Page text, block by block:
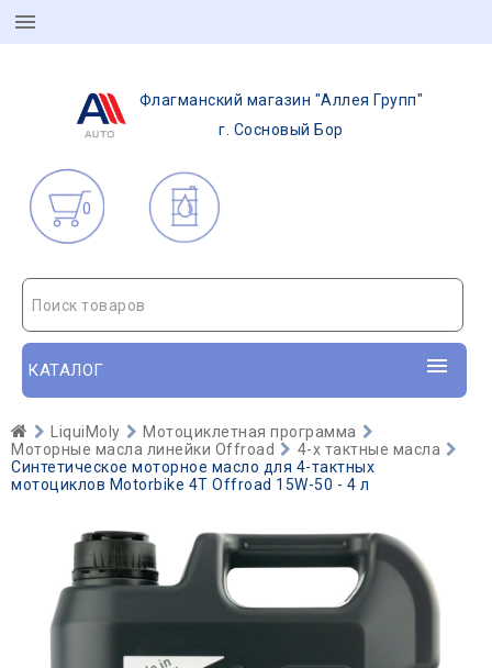
Флагманский магазин "Аллея Групп"
г. Сосновый Бор
0
Поиск товаров
КАТАЛОГ
LiquiMoly
Мотоциклетная программа
Моторные масла линейки Offroad
4-х тактные масла
Синтетическое моторное масло для 4-тактных
мотоциклов Motorbike 4T Offroad 15W-50 - 4 л